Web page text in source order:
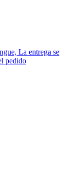
La entrega se
pedido